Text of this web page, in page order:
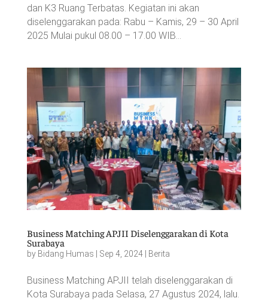
dan K3 Ruang Terbatas. Kegiatan ini akan
diselenggarakan pada: Rabu – Kamis, 29 – 30 April
2025 Mulai pukul 08.00 – 17.00 WIB...
Business Matching APJII Diselenggarakan di Kota
Surabaya
by Bidang Humas Sep 4, 2024| Berita
Business Matching APJII telah diselenggarakan di
Kota Surabaya pada Selasa, 27 Agustus 2024, lalu.